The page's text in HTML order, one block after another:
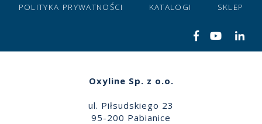
POLITYKA PRYWATNOŚCI KATALOGI SKLEP
Oxyline Sp. z o.o.
ul. Piłsudskiego 23
95-200 Pabianice